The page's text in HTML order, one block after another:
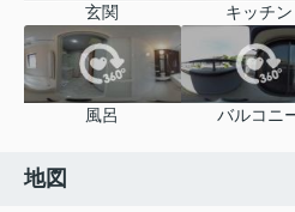
玄関 キッチン
風呂 バルコニ
地図